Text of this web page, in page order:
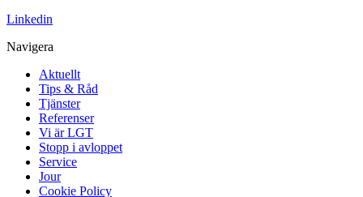
Linkedin
Navigera
Aktuellt
Tips & Råd
Tjänster
Referenser
Vi är LGT
Stopp i avloppet
Service
Jour
Cookie Policy